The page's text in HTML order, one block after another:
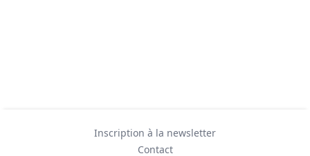
Inscription à la newsletter
Contact